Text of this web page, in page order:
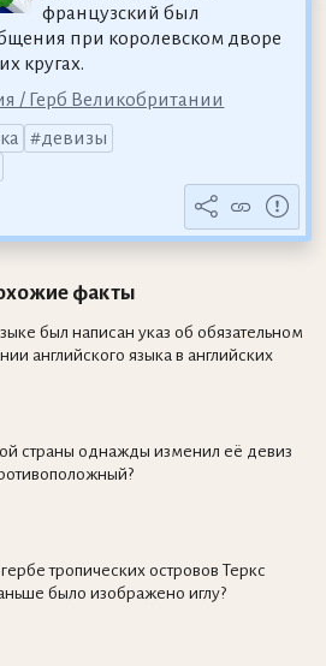
французский был
при королевском дворе
кругах.
/ Герб Великобритании
девизы
факты
был написан указ об обязательном
английского языка в английских
страны однажды изменил её девиз
тропических островов Теркс
было изображено иглу?